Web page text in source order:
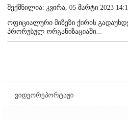
შექმნილია: კვირა, 05 მარტი 2023
ოფიციალური მიზეზი ქირის
პრორუსულ ორგანიზაციაში...
ვიდეორეპორტაჟი